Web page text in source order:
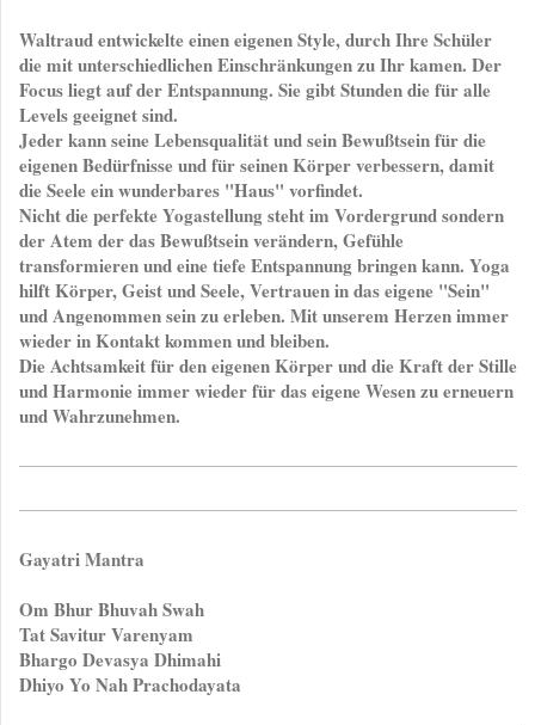
Waltraud entwickelte einen eigenen Style, durch Ihre Schüler
die mit unterschiedlichen Einschränkungen zu Ihr kamen. Der
Focus liegt auf der Entspannung. Sie gibt Stunden die für alle
Levels geeignet sind.
Jeder kann seine Lebensqualität und sein Bewußtsein für die
eigenen Bedürfnisse und für seinen Körper verbessern, damit
die Seele ein wunderbares "Haus" vorfindet.
Nicht die perfekte Yogastellung steht im Vordergrund sondern
der Atem der das Bewußtsein verändern, Gefühle
transformieren und eine tiefe Entspannung bringen kann. Yoga
hilft Körper, Geist und Seele, Vertrauen in das eigene "Sein"
und Angenommen sein zu erleben. Mit unserem Herzen immer
wieder in Kontakt kommen und bleiben.
Die Achtsamkeit für den eigenen Körper und die Kraft der Stille
und Harmonie immer wieder für das eigene Wesen zu erneuern
und Wahrzunehmen.
Gayatri Mantra
Om Bhur Bhuvah Swah
Tat Savitur Varenyam
Bhargo Devasya Dhimahi
Dhiyo Yo Nah Prachodayata